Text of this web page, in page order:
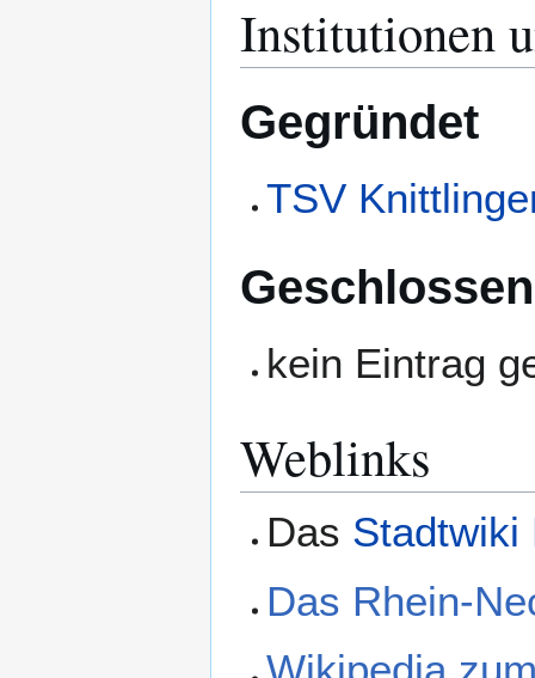
Institutionen
Gegründet
TSV
Geschlossen
kein Eintrag
Weblinks
Das Stadtwiki
Das Rhein-